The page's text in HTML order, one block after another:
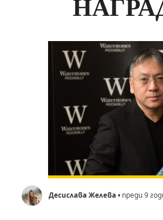
Десислава Желева • преди 9